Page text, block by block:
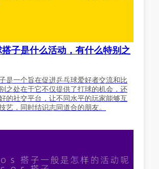
子是什么活动，有什么特别之
是一个旨在促进乒乓球爱好者交流和比
之处在于它不仅提供了打球的机会，还
的社交平台，让不同水平的玩家能够互
艺，同时结识志同道合的朋友。